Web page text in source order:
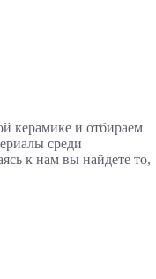
керамике и отбираем
среди
к нам вы найдете то,